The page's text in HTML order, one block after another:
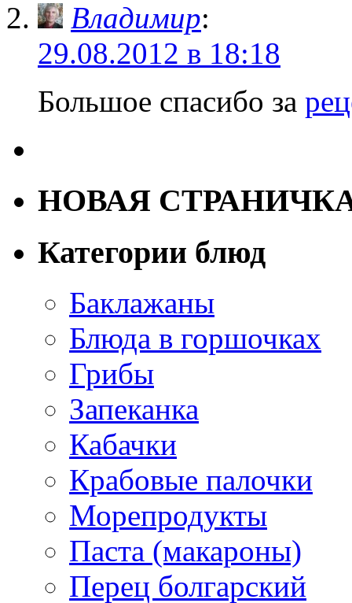
Владимир:
29.08.2012 в 18:18
Большое спасибо за
НОВАЯ
Категории блюд
Баклажаны
Блюда в горшочках
Грибы
Запеканка
Кабачки
Крабовые палочки
Морепродукты
Паста (макароны)
Перец болгарский